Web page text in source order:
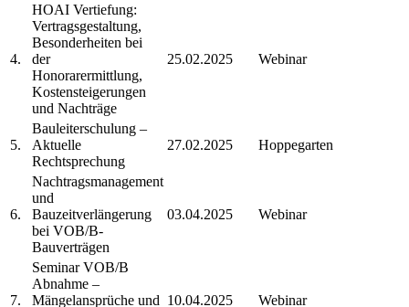
4.
HOAI Vertiefung:
Vertragsgestaltung,
Besonderheiten bei
der
Honorarermittlung,
Kostensteigerungen
und Nachträge
25.02.2025 Webinar
5.
Bauleiterschulung –
Aktuelle
Rechtsprechung
27.02.2025 Hoppegarten
6.
Nachtragsmanagement
und
Bauzeitverlängerung
bei VOB/B-
Bauverträgen
03.04.2025 Webinar
7.
Seminar VOB/B
Abnahme –
Mängelansprüche und 10.04.2025 Webinar